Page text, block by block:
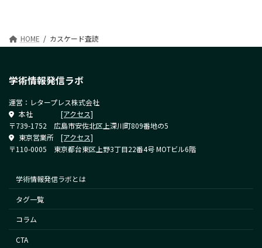
HOME カスケード査読
学術情報発信ラボ
運営：レタープレス株式会社
本社 [アクセス]
〒739-1752 広島市安佐北区上深川町809番地の5
東京営業所 [アクセス]
〒110-0005 東京都台東区上野3丁目22番4号 MOTビル6階
学術情報発信ラボとは
タグ一覧
コラム
CTA